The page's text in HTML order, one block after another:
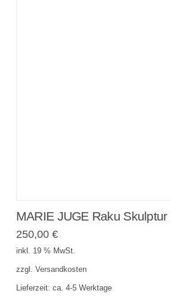
MARIE JUGE Raku Skulptur
250,00 €
inkl. 19 % MwSt.
zzgl. Versandkosten
Lieferzeit: ca. 4-5 Werktage